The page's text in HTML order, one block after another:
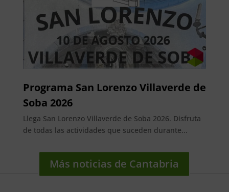
Programa San Lorenzo Villaverde de
Soba 2026
Llega San Lorenzo Villaverde de Soba 2026. Disfruta
de todas las actividades que suceden durante...
Más noticias de Cantabria